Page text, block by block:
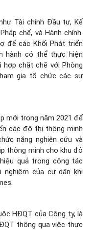
Tài chính Đầu tư, Kế
chế, và Hành chính.
để các Khối Phát triển
hành có thể thực hiện
hợp chặt chẽ với Phòng
gia tổ chức các sự
mới trong năm 2021 để
các đô thị thông minh
năng nghiên cứu và
thông minh cho khu đô
quả trong công tác
nghiệm của cư dân khi
HĐQT của Công ty, là
thông qua việc thực